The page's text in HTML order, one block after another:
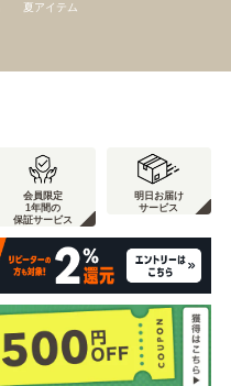
夏アイテム
会員限定
1年間の
保証サービス
明日お届け
サービス